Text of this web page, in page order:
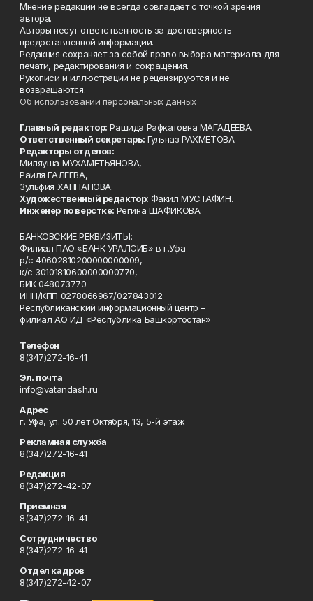
Мнение редакции не всегда совпадает с точкой зрения
автора.
Авторы несут ответственность за достоверность
предоставленной информации.
Редакция сохраняет за собой право выбора материала для
печати, редактирования и сокращения.
Рукописи и иллюстрации не рецензируются и не
возвращаются.
Об использовании персональных данных
Главный редактор: Рашида Рафкатовна МАГАДЕЕВА.
Ответственный секретарь: Гульназ РАХМЕТОВА.
Редакторы отделов:
Миляуша МУХАМЕТЬЯНОВА,
Раиля ГАЛЕЕВА,
Зульфия ХАННАНОВА.
Художественный редактор: Факил МУСТАФИН.
Инженер по верстке: Регина ШАФИКОВА.
БАНКОВСКИЕ РЕКВИЗИТЫ:
Филиал ПАО «БАНК УРАЛСИБ» в г.Уфа
р/с 40602810200000000009,
к/с 30101810600000000770,
БИК 048073770
ИНН/КПП 0278066967/027843012
Республиканский информационный центр –
филиал АО ИД «Республика Башкортостан»
Телефон
8(347)272-16-41
Эл. почта
info@vatandash.ru
Адрес
г. Уфа, ул. 50 лет Октября, 13, 5-й этаж
Рекламная служба
8(347)272-16-41
Редакция
8(347)272-42-07
Приемная
8(347)272-16-41
Сотрудничество
8(347)272-16-41
Отдел кадров
8(347)272-42-07